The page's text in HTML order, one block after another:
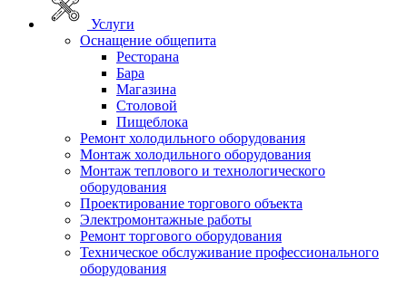
Услуги
Оснащение общепита
Ресторана
Бара
Магазина
Столовой
Пищеблока
Ремонт холодильного оборудования
Монтаж холодильного оборудования
Монтаж теплового и технологического
оборудования
Проектирование торгового объекта
Электромонтажные работы
Ремонт торгового оборудования
Техническое обслуживание профессионального
оборудования